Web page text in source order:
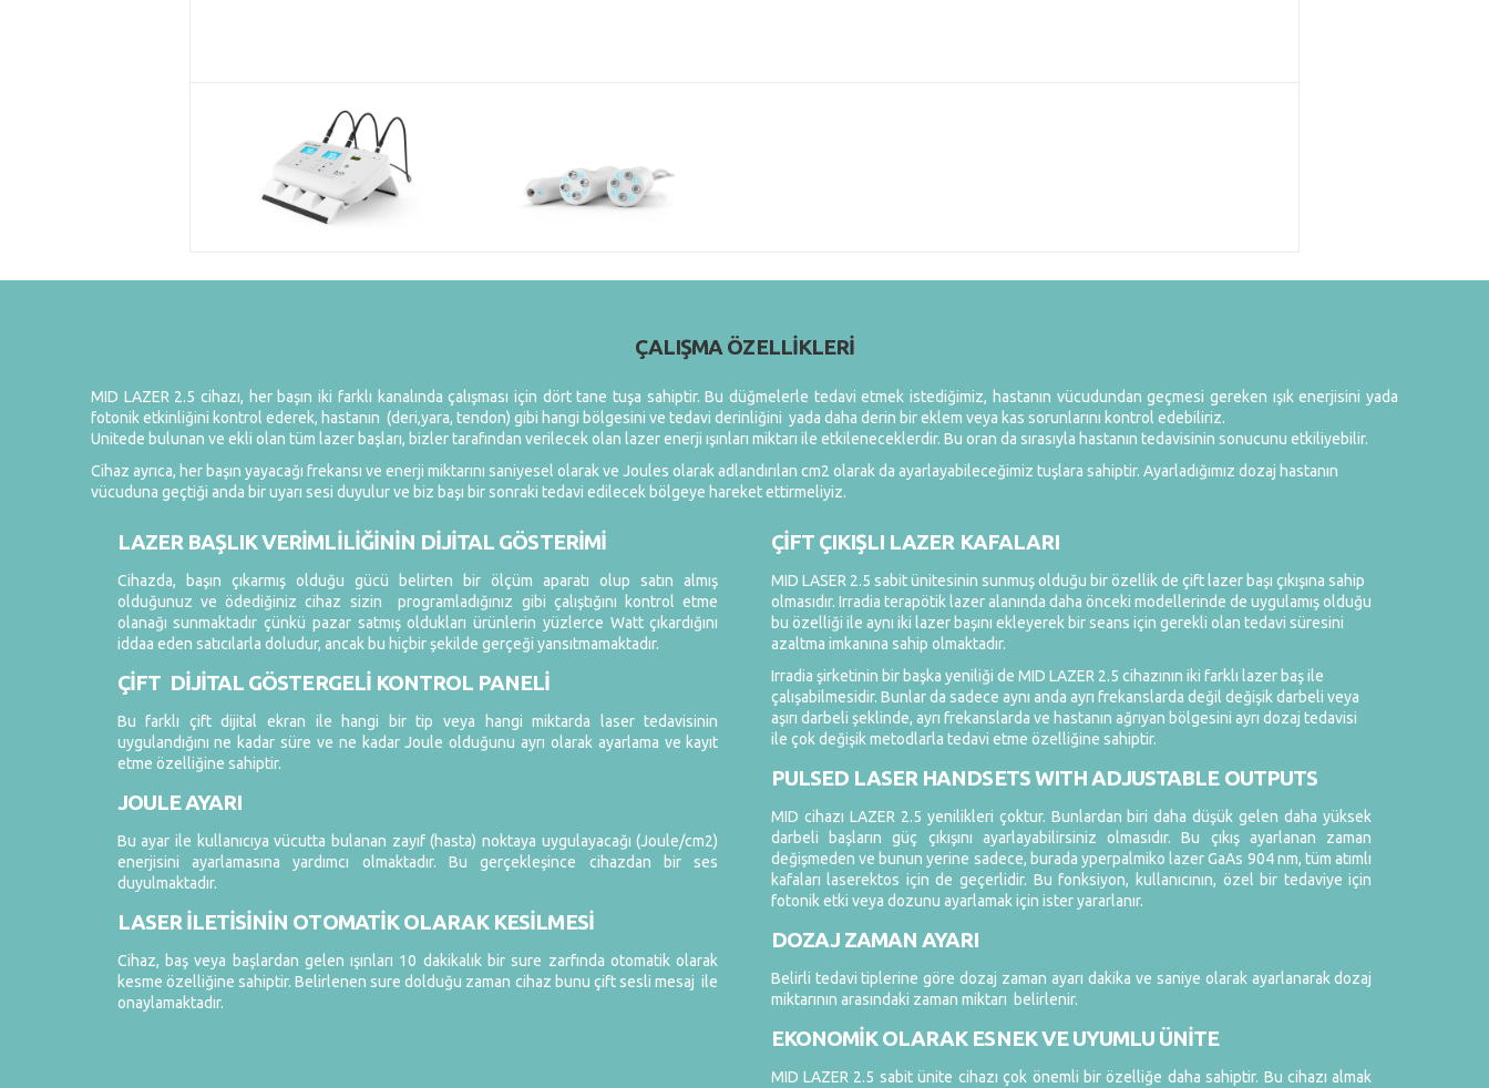
ÇALIŞMA ÖZELLİKLERİ
MID LAZER 2.5 cihazı, her başın iki farklı kanalında çalışması için dört tane tuşa sahiptir. Bu düğmelerle tedavi etmek istediğimiz, hastanın vücudundan geçmesi gereken ışık enerjisini yada
fotonik etkinliğini kontrol ederek, hastanın (deri,yara, tendon) gibi hangi bölgesini ve tedavi derinliğini yada daha derin bir eklem veya kas sorunlarını kontrol edebiliriz.
Unitede bulunan ve ekli olan tüm lazer başları, bizler tarafından verilecek olan lazer enerji ışınları miktarı ile etkileneceklerdir. Bu oran da sırasıyla hastanın tedavisinin sonucunu etkiliyebilir.
Cihaz ayrıca, her başın yayacağı frekansı ve enerji miktarını saniyesel olarak ve Joules olarak adlandırılan cm2 olarak da ayarlayabileceğimiz tuşlara sahiptir. Ayarladığımız dozaj hastanın
vücuduna geçtiği anda bir uyarı sesi duyulur ve biz başı bir sonraki tedavi edilecek bölgeye hareket ettirmeliyiz.
LAZER BAŞLIK VERİMLİLİĞİNİN DİJİTAL GÖSTERİMİ
Cihazda, başın çıkarmış olduğu gücü belirten bir ölçüm aparatı olup satın almış
olduğunuz ve ödediğiniz cihaz sizin programladığınız gibi çalıştığını kontrol etme
olanağı sunmaktadır çünkü pazar satmış oldukları ürünlerin yüzlerce Watt çıkardığını
iddaa eden satıcılarla doludur, ancak bu hiçbir şekilde gerçeği yansıtmamaktadır.
ÇİFT DİJİTAL GÖSTERGELİ KONTROL PANELİ
Bu farklı çift dijital ekran ile hangi bir tip veya hangi miktarda laser tedavisinin
uygulandığını ne kadar süre ve ne kadar Joule olduğunu ayrı olarak ayarlama ve kayıt
etme özelliğine sahiptir.
JOULE AYARI
Bu ayar ile kullanıcıya vücutta bulanan zayıf (hasta) noktaya uygulayacağı (Joule/cm2)
enerjisini ayarlamasına yardımcı olmaktadır. Bu gerçekleşince cihazdan bir ses
duyulmaktadır.
LASER İLETİSİNİN OTOMATİK OLARAK KESİLMESİ
Cihaz, baş veya başlardan gelen ışınları 10 dakikalık bir sure zarfında otomatik olarak
kesme özelliğine sahiptir. Belirlenen sure dolduğu zaman cihaz bunu çift sesli mesaj ile
onaylamaktadır.
ÇİFT ÇIKIŞLI LAZER KAFALARI
MID LASER 2.5 sabit ünitesinin sunmuş olduğu bir özellik de çift lazer başı çıkışına sahip
olmasıdır. Irradia terapötik lazer alanında daha önceki modellerinde de uygulamış olduğu
bu özelliği ile aynı iki lazer başını ekleyerek bir seans için gerekli olan tedavi süresini
azaltma imkanına sahip olmaktadır.
Irradia şirketinin bir başka yeniliği de MID LAZER 2.5 cihazının iki farklı lazer baş ile
çalışabilmesidir. Bunlar da sadece aynı anda ayrı frekanslarda değil değişik darbeli veya
aşırı darbeli şeklinde, ayrı frekanslarda ve hastanın ağrıyan bölgesini ayrı dozaj tedavisi
ile çok değişik metodlarla tedavi etme özelliğine sahiptir.
PULSED LASER HANDSETS WITH ADJUSTABLE OUTPUTS
MID cihazı LAZER 2.5 yenilikleri çoktur. Bunlardan biri daha düşük gelen daha yüksek
darbeli başların güç çıkışını ayarlayabilirsiniz olmasıdır. Bu çıkış ayarlanan zaman
değişmeden ve bunun yerine sadece, burada yperpalmiko lazer GaAs 904 nm, tüm atımlı
kafaları laserektos için de geçerlidir. Bu fonksiyon, kullanıcının, özel bir tedaviye için
fotonik etki veya dozunu ayarlamak için ister yararlanır.
DOZAJ ZAMAN AYARI
Belirli tedavi tiplerine göre dozaj zaman ayarı dakika ve saniye olarak ayarlanarak dozaj
miktarının arasındaki zaman miktarı belirlenir.
EKONOMİK OLARAK ESNEK VE UYUMLU ÜNİTE
MID LAZER 2.5 sabit ünite cihazı çok önemli bir özelliğe daha sahiptir. Bu cihazı almak